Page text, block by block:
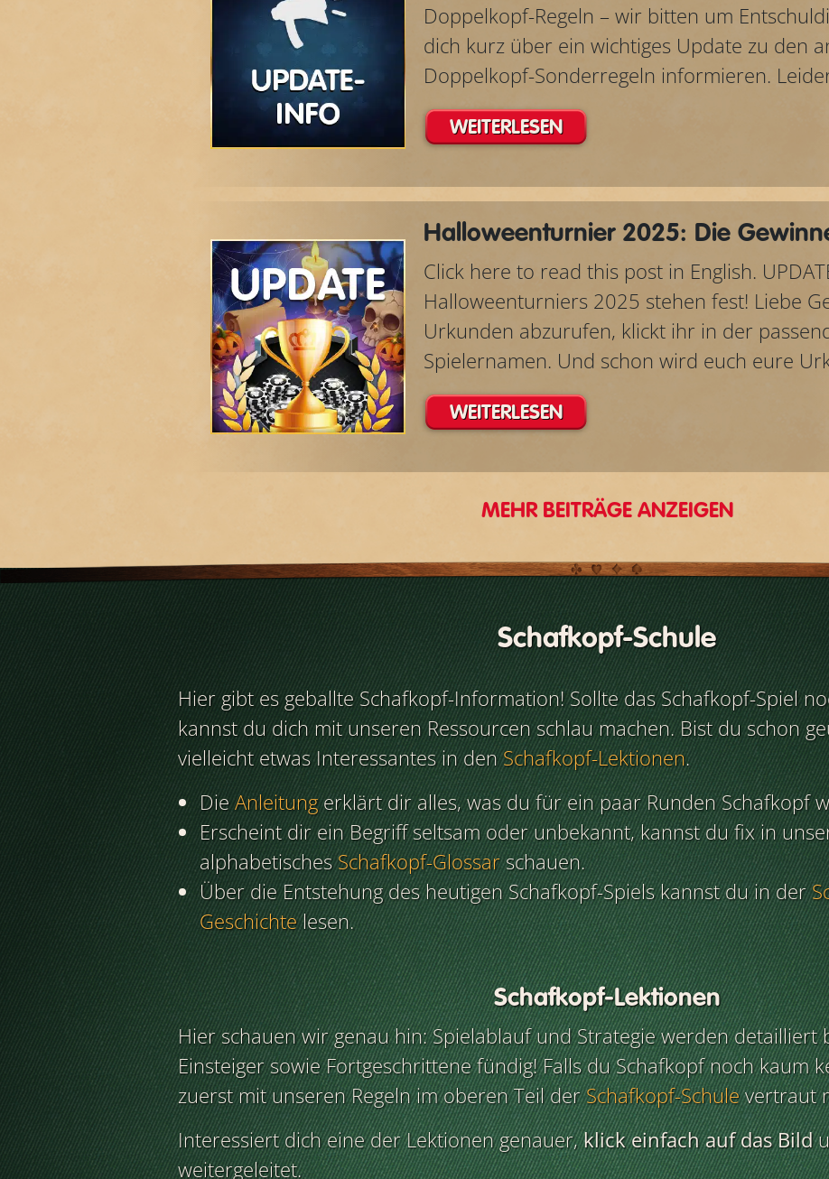
Doppelkopf-Regeln – wir bitten um
dich kurz über ein wichtiges Update zu den
Doppelkopf-Sonderregeln informieren.
WEITERLESEN
Halloweenturnier 2025: Die
Click here to read this post in English.
Halloweenturniers 2025 stehen fest! Liebe
Urkunden abzurufen, klickt ihr in der
Spielernamen. Und schon wird euch eure
WEITERLESEN
MEHR BEITRÄGE ANZEIGEN
Schafkopf-Schule
Hier gibt es geballte Schafkopf-Information! Sollte das Schafkopf-Spiel
kannst du dich mit unseren Ressourcen schlau machen. Bist du schon
vielleicht etwas Interessantes in denSchafkopf-Lektionen.
DieAnleitungerklärt dir alles, was du für ein paar Runden Schafkopf
Erscheint dir ein Begriff seltsam oder unbekannt, kannst du fix in
alphabetischesSchafkopf-Glossarschauen.
Über die Entstehung des heutigen Schafkopf-Spiels kannst du in der
Geschichtelesen.
Schafkopf-Lektionen
Hier schauen wir genau hin: Spielablauf und Strategie werden detailliert
Einsteiger sowie Fortgeschrittene fündig! Falls du Schafkopf noch kaum
zuerst mit unseren Regeln im oberen Teil derSchafkopf-Schulevertraut
Interessiert dich eine der Lektionen genauer,klick einfach auf das Bild
weitergeleitet.